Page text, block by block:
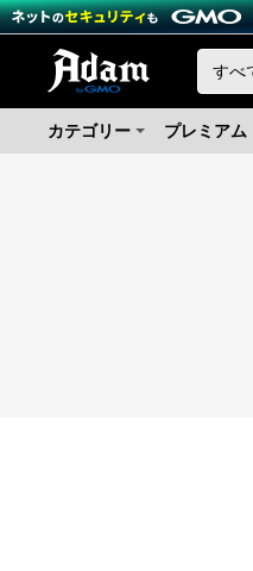
カテゴリー プレミアム